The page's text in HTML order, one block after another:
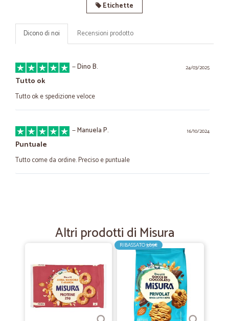
Etichette
Dicono di noi Recensioni prodotto
24/03/2025
—Dino B.
Tutto ok
Tutto ok e spedizione veloce
16/10/2024
—Manuela P.
Puntuale
Tutto come da ordine. Preciso e puntuale
supermercati cittadini
—Clara B.
Soddisfatta dell'acquisto e dei tempi di consegna
Soddisfatta dell'acquisto e dei tempi di consegna
Altri prodotti di Misura
RIBASSATO3,85€